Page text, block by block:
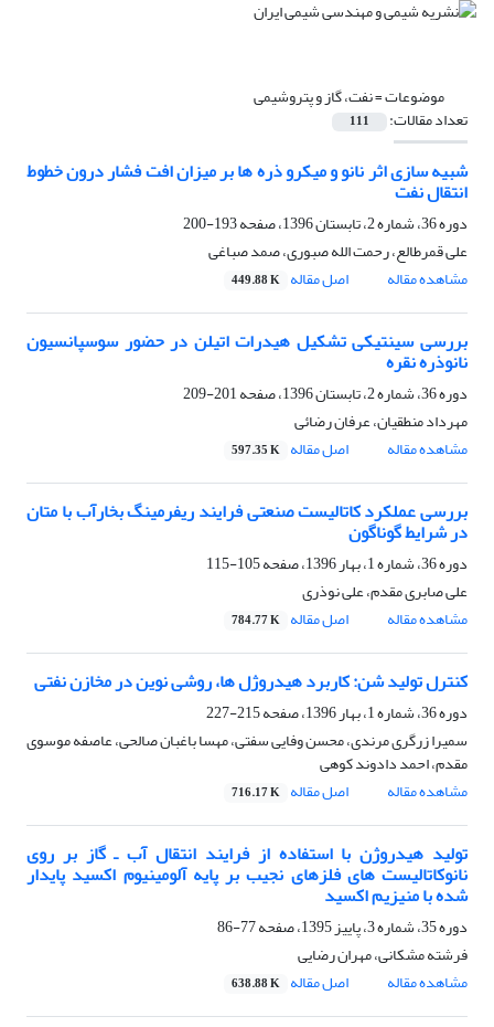
موضوعات =نفت، گاز و پتروشیمی
تعداد مقالات: 111
شبیه سازی اثر نانو و میکرو ذره ها بر میزان افت فشار درون خطوط
انتقال نفت
دوره 36، شماره 2، تابستان 1396، صفحه
193-200
علی قمرطالع، رحمت الله صبوری، صمد صباغی
مشاهده مقاله
اصل مقاله 449.88 K
بررسی سینتیکی تشکیل هیدرات اتیلن در حضور سوسپانسیون
نانوذره نقره
دوره 36، شماره 2، تابستان 1396، صفحه
201-209
مهرداد منطقیان، عرفان رضائی
مشاهده مقاله
اصل مقاله 597.35 K
بررسی عملکرد کاتالیست صنعتی فرایند ریفرمینگ بخارآب با متان
در شرایط گوناگون
دوره 36، شماره 1، بهار 1396، صفحه
105-115
علی صابری مقدم، علی نوذری
مشاهده مقاله
اصل مقاله 784.77 K
کنترل تولید شن: کاربرد هیدروژل ها، روشی نوین در مخازن نفتی
دوره 36، شماره 1، بهار 1396، صفحه
215-227
سمیرا زرگری مرندی، محسن وفایی سفتی، مهسا باغبان صالحی، عاصفه موسوی
مقدم، احمد دادوند کوهی
مشاهده مقاله
اصل مقاله 716.17 K
تولید هیدروژن با استفاده از فرایند انتقال آب ـ گاز بر روی
نانوکاتالیست های فلزهای نجیب بر پایه آلومینیوم اکسید پایدار
شده با منیزیم اکسید
دوره 35، شماره 3، پاییز 1395، صفحه
77-86
فرشته مشکانی، مهران رضایی
مشاهده مقاله
اصل مقاله 638.88 K